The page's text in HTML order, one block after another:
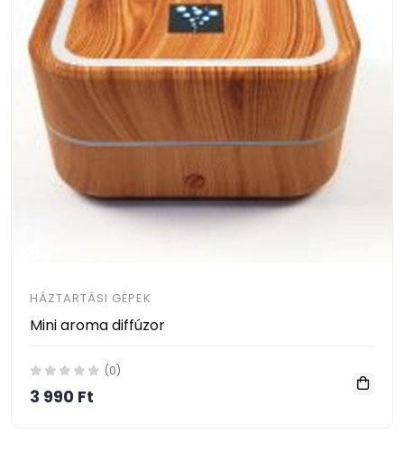
HÁZTARTÁSI GÉPEK
Mini aroma diffúzor
(0)
3 990 Ft